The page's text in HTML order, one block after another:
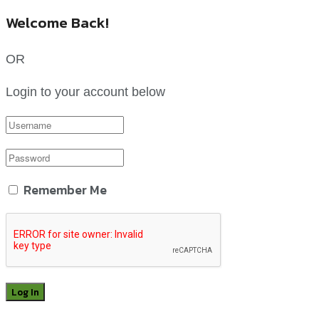
Welcome Back!
OR
Login to your account below
Remember Me